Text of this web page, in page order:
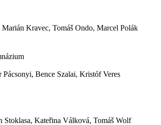
Kravec, Tomáš Ondo, Marcel Polák
Pácsonyi, Bence Szalai, Kristóf Veres
Stoklasa, Kateřina Válková, Tomáš Wolf